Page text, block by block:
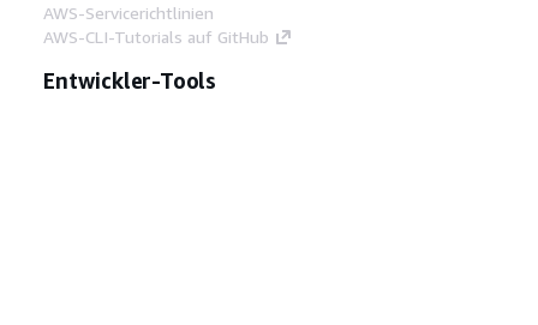
AWS-Servicerichtlinien
AWS-CLI-Tutorials auf GitHub
Entwickler-Tools